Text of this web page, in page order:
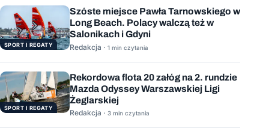
SPORT I REGATY
Szóste miejsce Pawła Tarnowskiego w
Long Beach. Polacy walczą też w
Salonikach i Gdyni
Redakcja · 1 min czytania
SPORT I REGATY
Rekordowa flota 20 załóg na 2. rundzie
Mazda Odyssey Warszawskiej Ligi
Żeglarskiej
Redakcja · 3 min czytania